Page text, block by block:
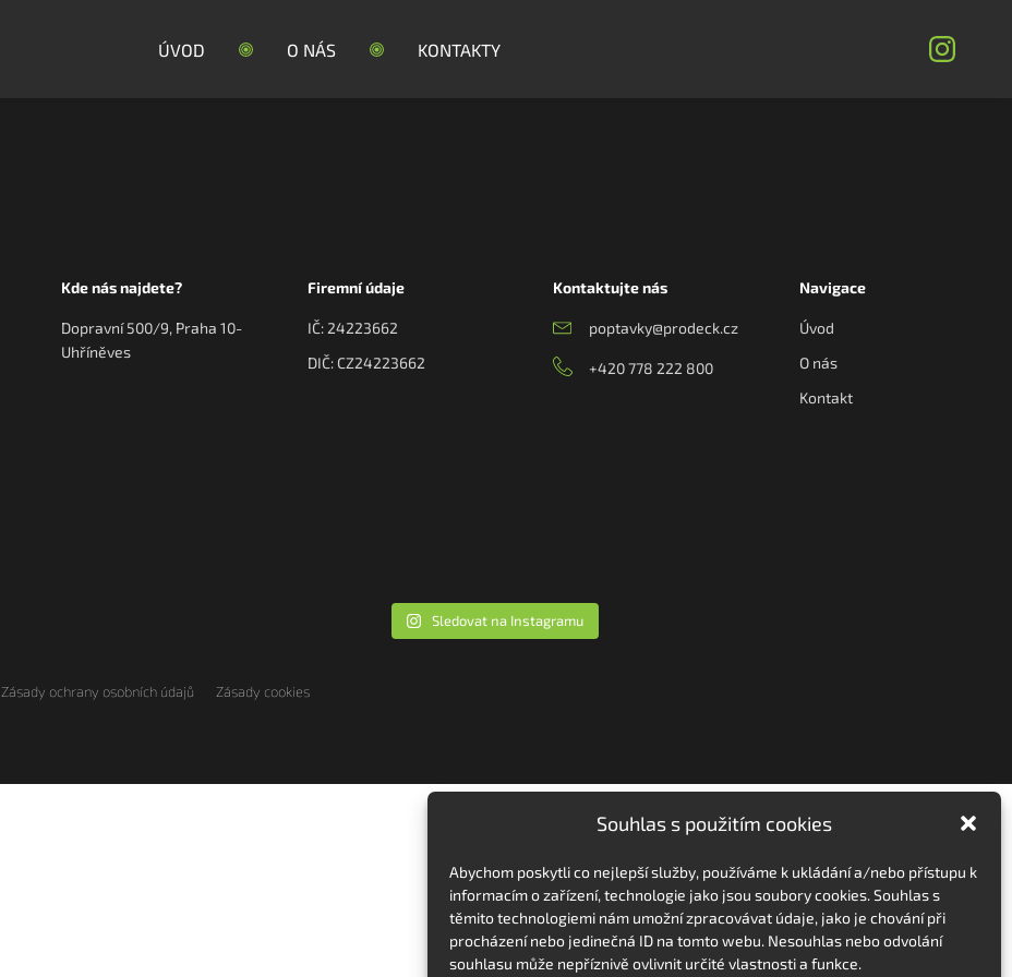
Souhlas s použitím cookies
Abychom poskytli co nejlepší služby, používáme k ukládání a/nebo přístupu k
informacím o zařízení, technologie jako jsou soubory cookies. Souhlas s
těmito technologiemi nám umožní zpracovávat údaje, jako je chování při
procházení nebo jedinečná ID na tomto webu. Nesouhlas nebo odvolání
souhlasu může nepříznivě ovlivnit určité vlastnosti a funkce.
ÚVOD O NÁS KONTAKTY
Kde nás najdete?
Dopravní 500/9, Praha 10-
Uhříněves
Firemní údaje
IČ: 24223662
DIČ: CZ24223662
Kontaktujte nás
poptavky@prodeck.cz
+420 778 222 800
Navigace
Úvod
O nás
Kontakt
Sledovat na Instagramu
Zásady ochrany osobních údajů Zásady cookies